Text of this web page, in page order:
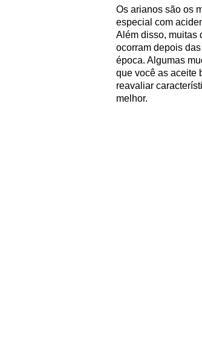
Os arianos são os
especial com
Além disso, muitas
ocorram depois
época. Algumas
que você as aceite
reavaliar
melhor.